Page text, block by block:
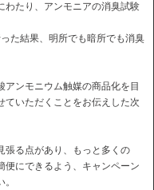
わたり、アンモニアの消臭試験
た結果、明所でも暗所でも消臭
アンモニウム触媒の商品化を目
ていただくことをお伝えした次
張る点があり、もっと多くの
便にできるよう、キャンペーン